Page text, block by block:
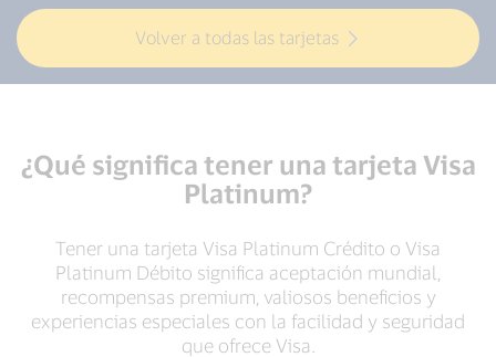
Volver a todas las tarjetas
¿Qué significa tener una tarjeta Visa
Platinum?
Tener una tarjeta Visa Platinum Crédito o Visa
Platinum Débito significa aceptación mundial,
recompensas premium, valiosos beneficios y
experiencias especiales con la facilidad y seguridad
que ofrece Visa.